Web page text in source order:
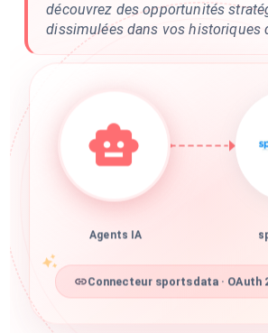
découvrez des opportunités
dissimulées dans vos historiques
Agents IA
Connecteur sportsdata · OAuth